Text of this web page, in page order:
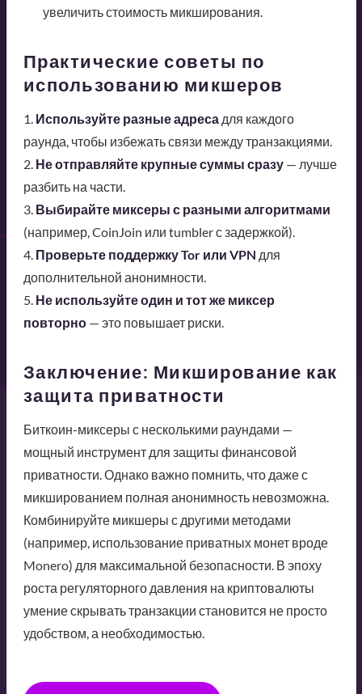
увеличить стоимость микширования.
Практические советы по
использованию микшеров
1. Используйте разные адресадля каждого
раунда, чтобы избежать связи между транзакциями.
2. Не отправляйте крупные суммы сразу— лучше
разбить на части.
3. Выбирайте миксеры с разными алгоритмами
(например, CoinJoin или tumbler с задержкой).
4. Проверьте поддержку Tor или VPN для
дополнительной анонимности.
5. Не используйте один и тот же миксер
повторно— это повышает риски.
Заключение: Микширование как
защита приватности
Биткоин-миксеры с несколькими раундами —
мощный инструмент для защиты финансовой
приватности. Однако важно помнить, что даже с
микшированием полная анонимность невозможна.
Комбинируйте микшеры с другими методами
(например, использование приватных монет вроде
Monero) для максимальной безопасности. В эпоху
роста регуляторного давления на криптовалюты
умение скрывать транзакции становится не просто
удобством, а необходимостью.